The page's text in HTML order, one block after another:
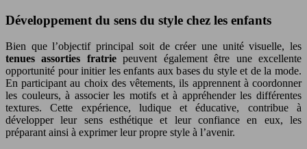
Développement du sens du style chez les enfants
Bien que l’objectif principal soit de créer une unité visuelle, les
tenues assorties fratriepeuvent également être une excellente
opportunité pour initier les enfants aux bases du style et de la mode.
En participant au choix des vêtements, ils apprennent à coordonner
les couleurs, à associer les motifs et à appréhender les différentes
textures. Cette expérience, ludique et éducative, contribue à
développer leur sens esthétique et leur confiance en eux, les
préparant ainsi à exprimer leur propre style à l’avenir.